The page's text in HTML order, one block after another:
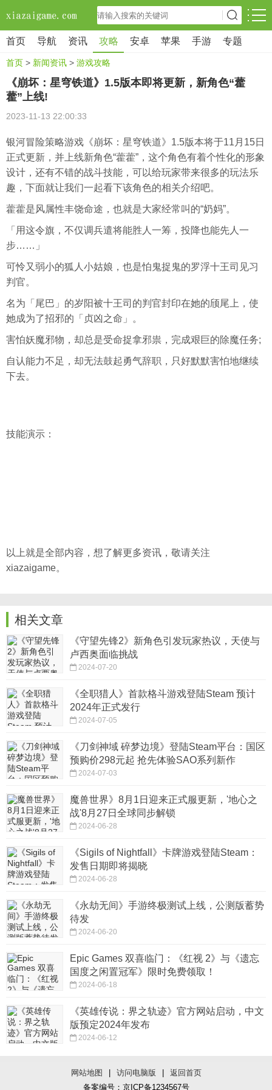
首页 导航 资讯 攻略 安卓 苹果 手游 专题
首页 > 新闻资讯 > 游戏攻略
《崩坏：星穹铁道》1.5版本即将更新，新角色“藿
藿”上线!
2023-11-13 22:00:33
银河冒险策略游戏《崩坏：星穹铁道》1.5版本将于11月15日
正式更新，并上线新角色“藿藿”，这个角色有着个性化的形象
设计，还有不错的战斗技能，可以给玩家带来很多的玩法乐
趣，下面就让我们一起看下该角色的相关介绍吧。
藿藿是风属性丰饶命途，也就是大家经常叫的“奶妈”。
「用这令旗，不仅调兵遣将能胜人一筹，投降也能先人一
步……」
可怜又弱小的狐人小姑娘，也是怕鬼捉鬼的罗浮十王司见习
判官。
名为「尾巴」的岁阳被十王司的判官封印在她的颀尾上，使
她成为了招邪的「贞凶之命」。
害怕妖魔邪物，却总是受命捉拿邪祟，完成艰巨的除魔任务;
自认能力不足，却无法鼓起勇气辞职，只好默默害怕地继续
下去。
技能演示：
以上就是全部内容，想了解更多资讯，敬请关注
xiazaigame。
相关文章
《守望先锋2》新角色引发玩家热议，天使与
卢西奥面临挑战
2024-07-20
《全职猎人》首款格斗游戏登陆Steam 预计
2024年正式发行
2024-07-05
《刀剑神域 碎梦边境》登陆Steam平台：国区
预购价298元起 抢先体验SAO系列新作
2024-07-03
魔兽世界》8月1日迎来正式服更新，'地心之
战'8月27日全球同步解锁
2024-06-28
《Sigils of Nightfall》卡牌游戏登陆Steam：
发售日期即将揭晓
2024-06-28
《永劫无间》手游终极测试上线，公测版蓄势
待发
2024-06-20
Epic Games 双喜临门：《红视 2》与《遗忘
国度之闲置冠军》限时免费领取！
2024-06-18
《英雄传说：界之轨迹》官方网站启动，中文
版预定2024年发布
2024-06-12
网站地图 访问电脑版
返回首页
备案编号：京ICP备1234567号